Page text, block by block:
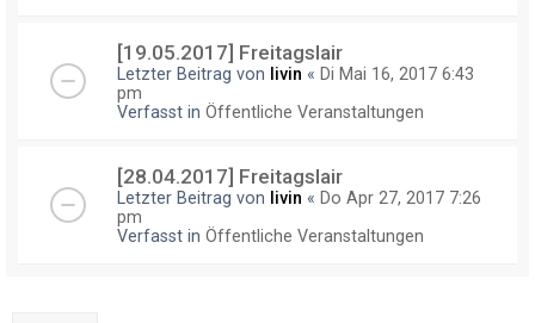
[19.05.2017] Freitagslair
Letzter Beitrag von livin « Di Mai 16, 2017 6:43
pm
Verfasst in Öffentliche Veranstaltungen
[28.04.2017] Freitagslair
Letzter Beitrag von livin « Do Apr 27, 2017 7:26
pm
Verfasst in Öffentliche Veranstaltungen